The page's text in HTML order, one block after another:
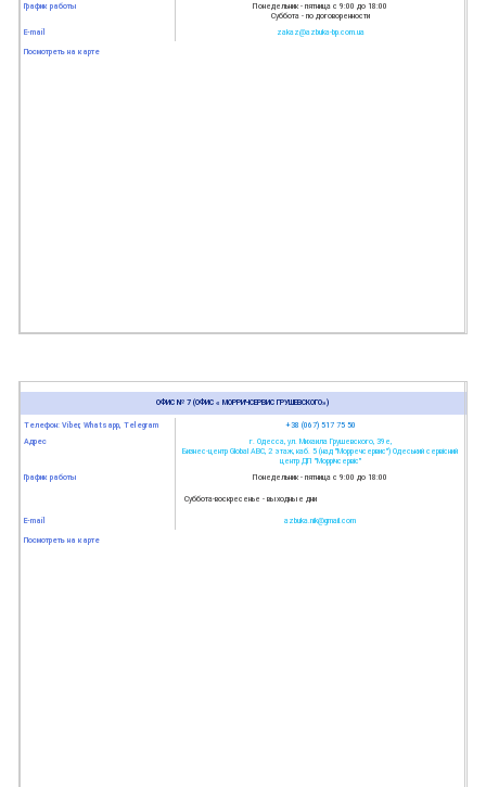
График работы
Понедельник - пятница с 9:00 до 18:00
Суббота - по договоренности
E-mail
zakaz@azbuka-bp.com.ua
Посмотреть на карте
ОФИС № 7 (ОФИС « МОРРИЧСЕРВИС ГРУШЕВСКОГО»)
Телефон: Viber, Whatsapp, Telegram
+38 (067) 517 75 50
Адрес
г. Одесса, ул. Михаила Грушевского, 39е,
Бизнес-центр Global АВС, 2 этаж, каб. 5 (над "Морречсервис") Одеський сервісний
центр ДП "Моррічсервіс"
График работы
Понедельник - пятница с 9:00 до 18:00
Суббота-воскресенье - выходные дни
E-mail azbuka.nik@gmail.com
Посмотреть на карте